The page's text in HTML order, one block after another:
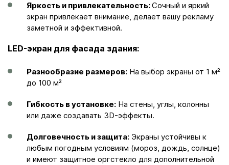
Яркость и привлекательность:Сочный и яркий
экран привлекает внимание, делает вашу рекламу
заметной и эффективной.
LED-экран для фасада здания:
Разнообразие размеров: На выбор экраны от 1 м²
до 100 м²
Гибкость в установке: На стены, углы, колонны
или даже создавать 3D-эффекты.
Долговечность и защита: Экраны устойчивы к
любым погодным условиям (мороз, дождь, солнце)
и имеют защитное оргстекло для дополнительной